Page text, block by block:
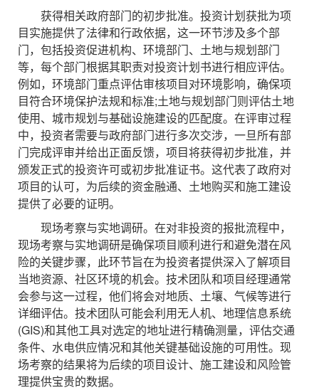
获得相关政府部门的初步批准。投资计划获批为项
目实施提供了法律和行政依据，这一环节涉及多个部
门，包括投资促进机构、环境部门、土地与规划部门
等，每个部门根据其职责对投资计划书进行相应评估。
例如，环境部门重点评估审核项目对环境影响，确保项
目符合环境保护法规和标准;土地与规划部门则评估土地
使用、城市规划与基础设施建设的匹配度。在评审过程
中，投资者需要与政府部门进行多次交涉，一旦所有部
门完成评审并给出正面反馈，项目将获得初步批准，并
颁发正式的投资许可或初步批准证书。这代表了政府对
项目的认可，为后续的资金融通、土地购买和施工建设
提供了必要的证明。
现场考察与实地调研。在对非投资的报批流程中，
现场考察与实地调研是确保项目顺利进行和避免潜在风
险的关键步骤，此环节旨在为投资者提供深入了解项目
当地资源、社区环境的机会。技术团队和项目经理通常
会参与这一过程，他们将会对地质、土壤、气候等进行
详细评估。技术团队可能会利用无人机、地理信息系统
(GIS)和其他工具对选定的地址进行精确测量，评估交通
条件、水电供应情况和其他关键基础设施的可用性。现
场考察的结果将为后续的项目设计、施工建设和风险管
理提供宝贵的数据。